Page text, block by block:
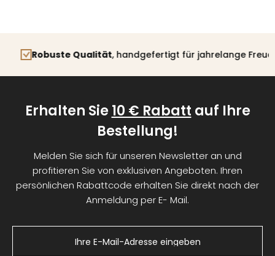
Robuste Qualität, handgefertigt für jahrelange Freude
Erhalten Sie 10 € Rabatt auf Ihre
Bestellung!
Melden Sie sich für unseren Newsletter an und
profitieren Sie von exklusiven Angeboten. Ihren
persönlichen Rabattcode erhalten Sie direkt nach der
Anmeldung per E- Mail.